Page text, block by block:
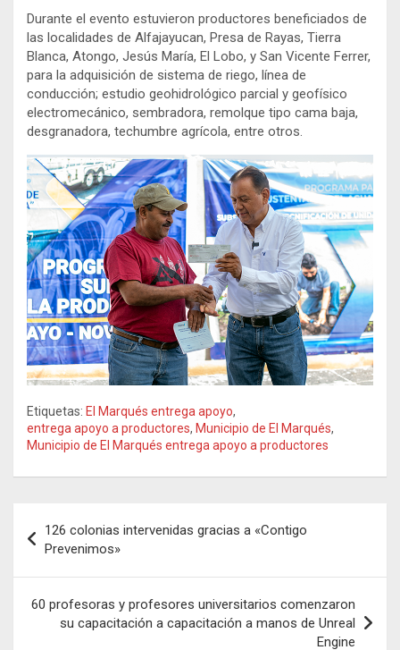
Durante el evento estuvieron productores beneficiados de
las localidades de Alfajayucan, Presa de Rayas, Tierra
Blanca, Atongo, Jesús María, El Lobo, y San Vicente Ferrer,
para la adquisición de sistema de riego, línea de
conducción; estudio geohidrológico parcial y geofísico
electromecánico, sembradora, remolque tipo cama baja,
desgranadora, techumbre agrícola, entre otros.
Etiquetas: El Marqués entrega apoyo,
entrega apoyo a productores, Municipio de El Marqués,
Municipio de El Marqués entrega apoyo a productores
de
entradas
126 colonias intervenidas gracias a «Contigo
Prevenimos»
60 profesoras y profesores universitarios comenzaron
su capacitación a capacitación a manos de Unreal
Engine